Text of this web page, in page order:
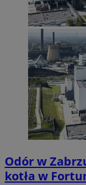
Odór w
kotła w